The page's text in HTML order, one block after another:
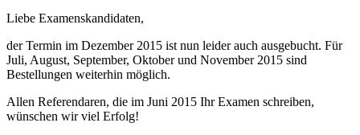
Liebe Examenskandidaten,
der Termin im Dezember 2015 ist nun leider auch ausgebucht. Für
Juli, August, September, Oktober und November 2015 sind
Bestellungen weiterhin möglich.
Allen Referendaren, die im Juni 2015 Ihr Examen schreiben,
wünschen wir viel Erfolg!